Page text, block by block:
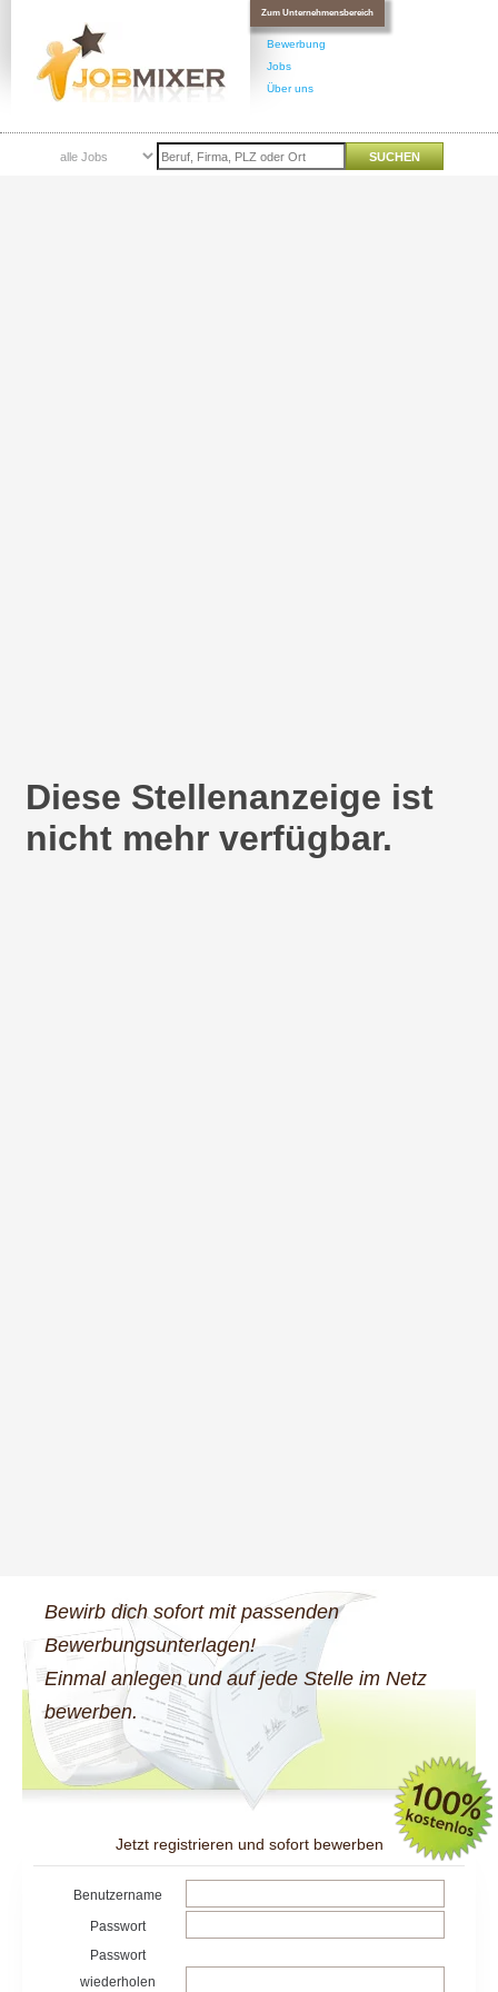
Zum Unternehmensbereich
Bewirb dich sofort mit passenden
Bewerbungsunterlagen!
Einmal anlegen und auf jede Stelle im Netz
bewerben.
Jetzt registrieren und sofort bewerben
Benutzername
Passwort
Passwort
wiederholen
Bewerbung
Jobs
Über uns